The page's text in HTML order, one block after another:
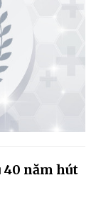
40 năm hút